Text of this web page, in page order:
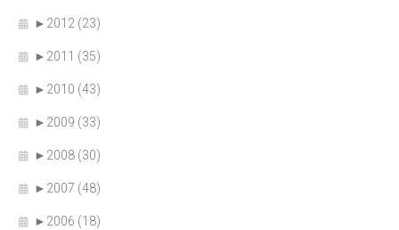
► 2012 (23)
► 2011 (35)
► 2010 (43)
► 2009 (33)
► 2008 (30)
► 2007 (48)
► 2006 (18)